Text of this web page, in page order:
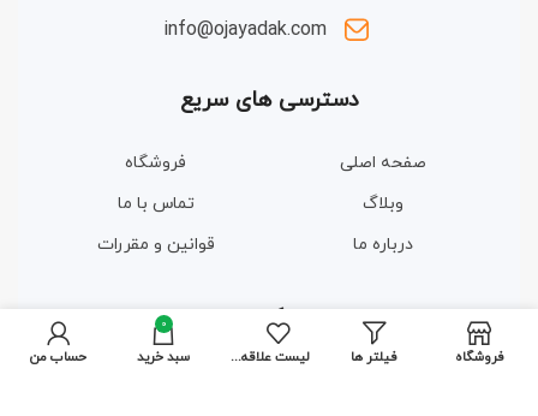
info@ojayadak.com
دسترسی های سریع
صفحه اصلی
فروشگاه
وبلاگ
تماس با ما
درباره ما
قوانین و مقررات
مجوزها و گواهینامه ها
فروشگاه فیلتر ها لیست علاقه مندی ها
0
سبد خرید حساب من